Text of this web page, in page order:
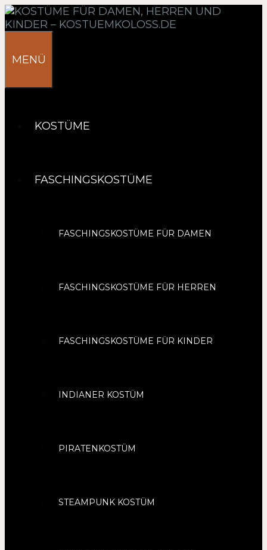
Springe
zum
MENÜ
KOSTÜME
FASCHINGSKOSTÜME
FASCHINGSKOSTÜME FÜR DAMEN
FASCHINGSKOSTÜME FÜR HERREN
FASCHINGSKOSTÜME FÜR KINDER
INDIANER KOSTÜM
PIRATENKOSTÜM
STEAMPUNK KOSTÜM